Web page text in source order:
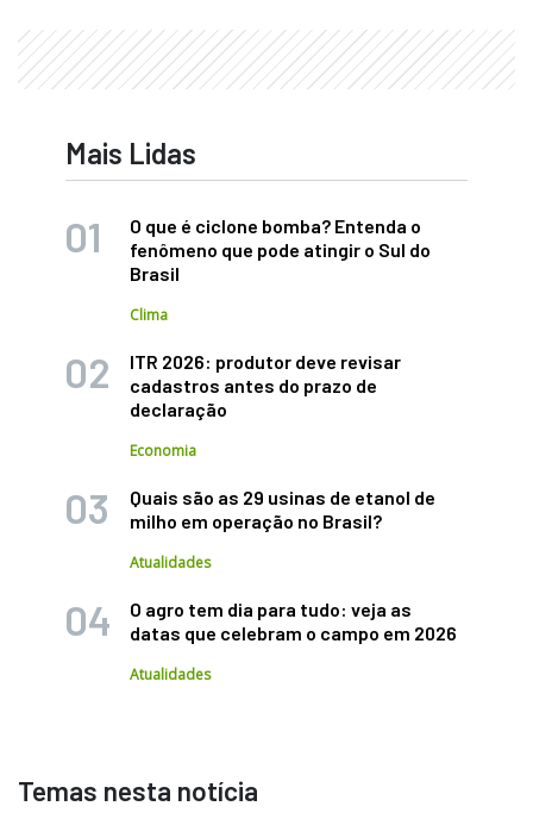
Mais Lidas
O que é ciclone bomba? Entenda o
fenômeno que pode atingir o Sul do
Brasil
Clima
ITR 2026: produtor deve revisar
cadastros antes do prazo de
declaração
Economia
Quais são as 29 usinas de etanol de
milho em operação no Brasil?
Atualidades
O agro tem dia para tudo: veja as
datas que celebram o campo em 2026
Atualidades
Temas nesta notícia